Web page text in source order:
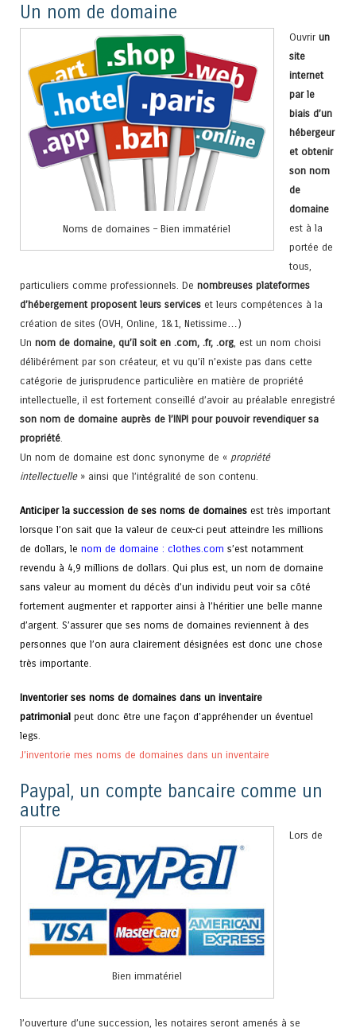
Un nom de domaine
Noms de domaines – Bien immatériel
Ouvrirun
site
internet
par le
biais d’un
hébergeur
et obtenir
son nom
de
domaine
est à la
portée de
tous,
particuliers comme professionnels. De nombreuses plateformes
d’hébergement proposent leurs services et leurs compétences à la
création de sites (OVH, Online, 1&1, Netissime…)
Un nom de domaine, qu’il soit en .com, .fr, .org , est un nom choisi
délibérément par son créateur, et vu qu’il n’existe pas dans cette
catégorie de jurisprudence particulière en matière de propriété
intellectuelle, il est fortement conseillé d’avoir au préalable enregistré
son nom de domaine auprès de l’INPI pour pouvoir revendiquer sa
propriété
Un nom de domaine est donc synonyme de « propriété
intellectuelle» ainsi que l’intégralité de son contenu.
Anticiper la succession de ses noms de domaines est très important
lorsque l’on sait que la valeur de ceux-ci peut atteindre les millions
de dollars, le nom de domaine : clothes.com s’est notamment
revendu à 4,9 millions de dollars. Qui plus est, un nom de domaine
sans valeur au moment du décès d’un individu peut voir sa côté
fortement augmenter et rapporter ainsi à l’héritier une belle manne
d’argent. S’assurer que ses noms de domaines reviennent à des
personnes que l’on aura clairement désignées est donc une chose
très importante.
Inventorier ses noms de domaines dans un inventaire
patrimonial peut donc être une façon d’appréhender un éventuel
legs.
J’inventorie mes noms de domaines dans un inventaire
Paypal, un compte bancaire comme un
autre
Bien immatériel
Lors de
l’ouverture d’une succession, les notaires seront amenés à se